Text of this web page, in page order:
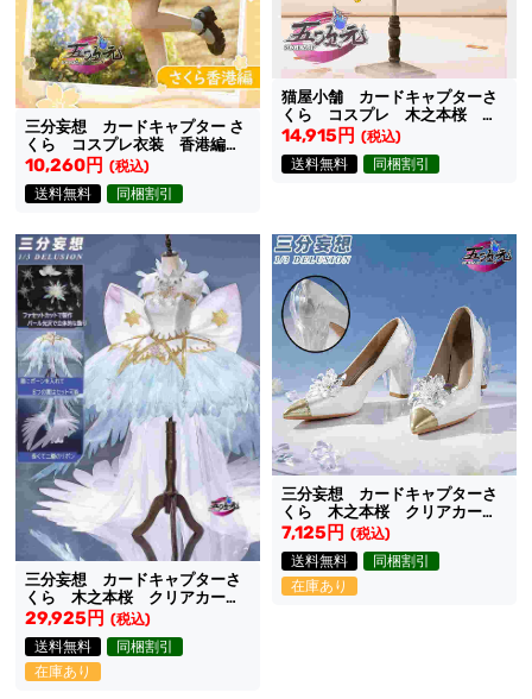
三分妄想 カードキャプター さ
くら コスプレ衣装 香港編
私服 劇場版
10,260円 (税込)
送料無料
同梱割引
猫屋小舗 カードキャプターさ
くら コスプレ 木之本桜 黒
猫さくら サンダーを封印 衣
14,915円 (税込)
送料無料
同梱割引
三分妄想 カードキャプターさ
くら 木之本桜 クリアカード
編 コスプレ 衣装
29,925円 (税込)
送料無料
同梱割引
在庫あり
三分妄想 カードキャプターさ
くら 木之本桜 クリアカード
編 コスプレ 靴
7,125円 (税込)
送料無料
同梱割引
在庫あり